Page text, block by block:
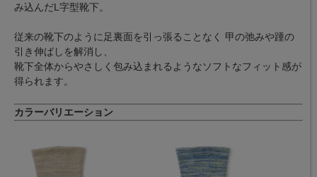
み込んだL字型靴下。
従来の靴下のように足裏面を引っ張ることなく 甲の弛みや踵の
引き伸ばしを解消し、
靴下全体からやさしく包み込まれるようなソフトなフィット感が
得られます。
カラーバリエーション